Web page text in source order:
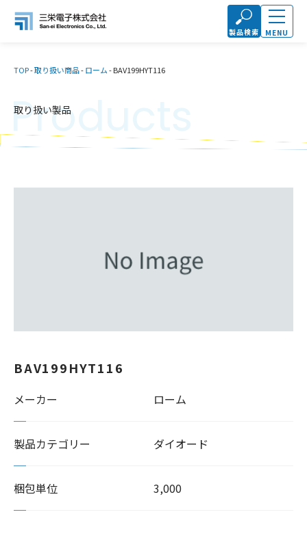
製品検索 MENU
TOP-取り扱い商品-ローム-BAV199HYT116
取り扱い製品
Products
BAV199HYT116
メーカー ローム
製品カテゴリー ダイオード
梱包単位 3,000